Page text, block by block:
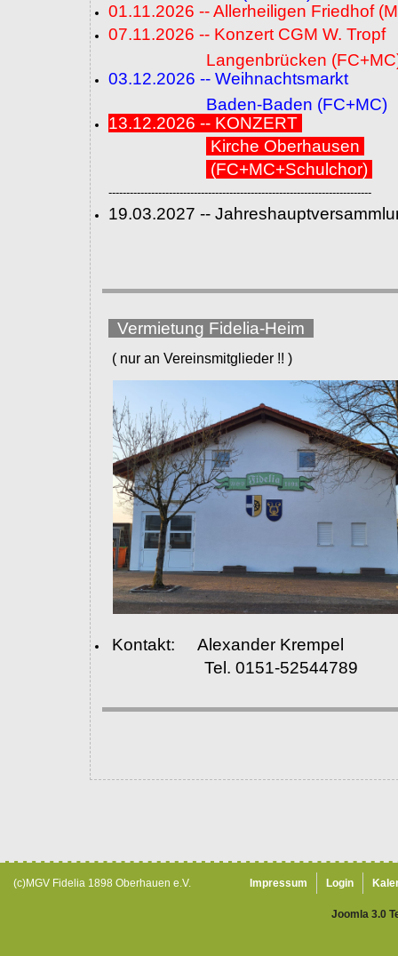
01.11.2026 -- Allerheiligen Friedhof
07.11.2026 -- Konzert CGM W. Tropf
Langenbrücken
03.12.2026 -- Weihnachtsmarkt
Baden-Baden (FC+MC)
13.12.2026 -- KONZERT
Kirche Oberhausen
(FC+MC+Schulchor)
--------------------------------------------------------------------------
19.03.2027 --
Vermietung Fidelia-Heim
( nur an Vereinsmitglieder !! )
Kontakt: Alexander Krempel
Tel. 0151-52544789
(c)MGV Fidelia 1898 Oberhauen e.V. Impressum Login
Joomla 3.0